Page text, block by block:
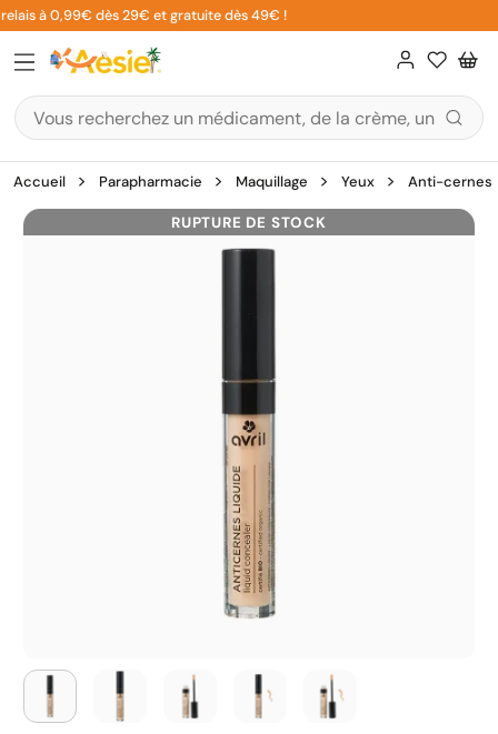
Aller
au
contenu
à 0,99€ dès 29€ et gratuite dès 49€ !
Accueil Parapharmacie Maquillage Yeux Anti-cernes
RUPTURE DE STOCK